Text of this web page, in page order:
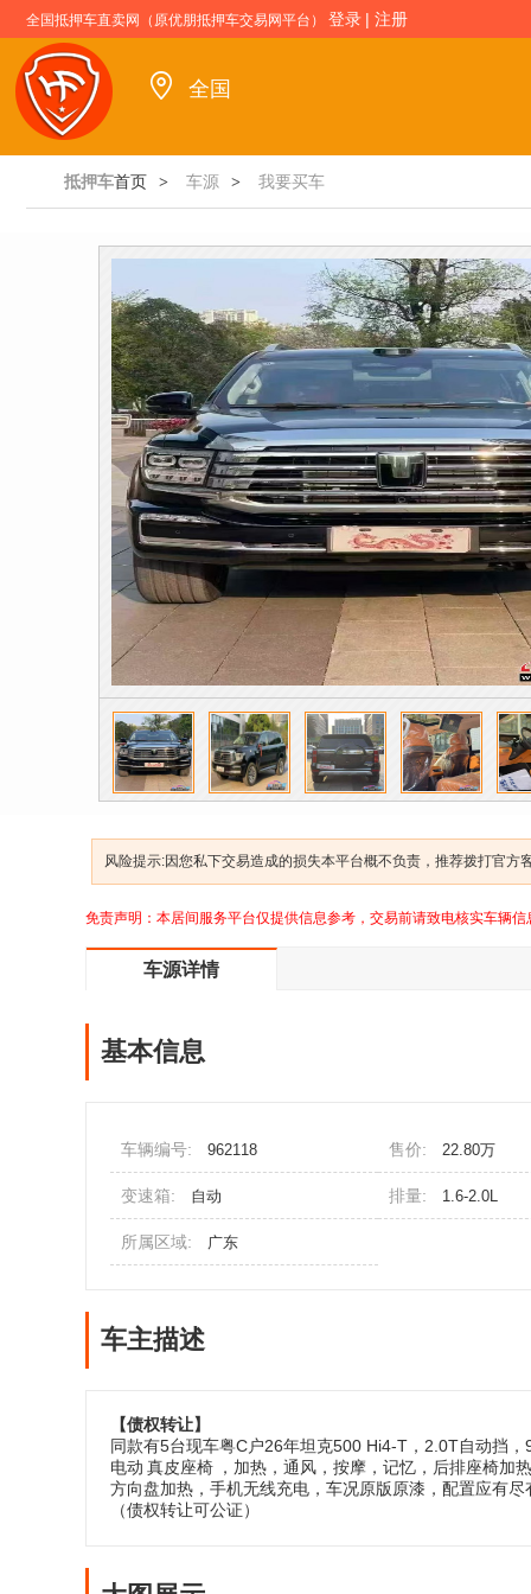
全国抵押车直卖网（原优朋抵押车交易网平台） 登录 | 注册
全国
抵押车首页 > 车源 > 我要买车
风险提示:因您私下交易造成的损失本平台概不负责，推荐拨打官
免责声明：本居间服务平台仅提供信息参考，交易前请致电核实车辆
车源详情
基本信息
车辆编号: 962118 售价: 22.80万
变速箱: 自动 排量: 1.6-2.0L
所属区域: 广东
车主描述
【债权转让】
同款有5台现车粤C户26年坦克500 Hi4-T，2.0T自动挡
电动 真皮座椅 ，加热，通风，按摩，记忆，后排座椅加
方向盘加热，手机无线充电，车况原版原漆，配置应有
（债权转让可公证）